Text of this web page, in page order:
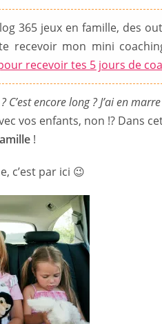
365 jeux en famille, des
recevoir mon mini
recevoir tes 5 jours de
C’est encore long ? J’ai en
vos enfants, non !? Dans
!
c’est par ici 😉